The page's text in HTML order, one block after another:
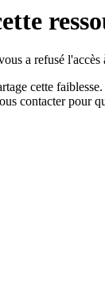
a refusé l'accès
cette
contacter pour